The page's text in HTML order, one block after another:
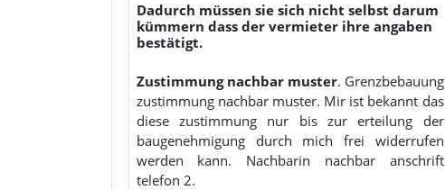
Dadurch müssen sie sich nicht selbst darum
kümmern dass der vermieter ihre angaben
bestätigt.
Zustimmung nachbar muster. Grenzbebauung
zustimmung nachbar muster. Mir ist bekannt das
diese zustimmung nur bis zur erteilung der
baugenehmigung durch mich frei widerrufen
werden kann. Nachbarin nachbar anschrift
telefon 2.